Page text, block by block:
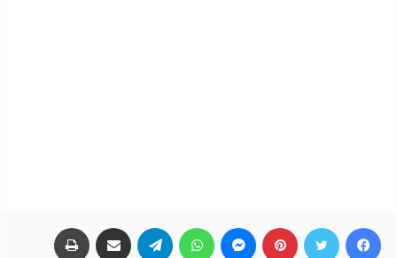
فيسبوك تويتر بينتيريست ماسنجر واتساب تيلقرام مشاركة عبر البريد